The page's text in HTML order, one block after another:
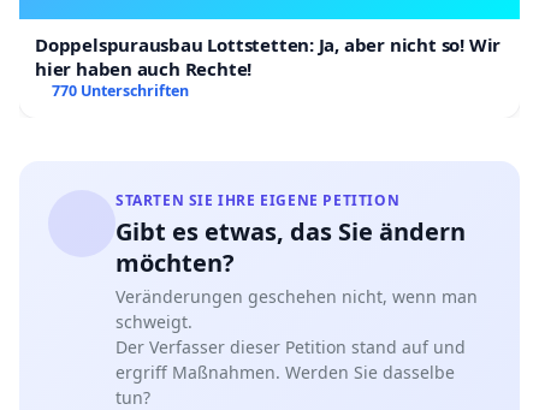
Doppelspurausbau Lottstetten: Ja, aber nicht so! Wir
hier haben auch Rechte!
770 Unterschriften
STARTEN SIE IHRE EIGENE PETITION
Gibt es etwas, das Sie ändern
möchten?
Veränderungen geschehen nicht, wenn man
schweigt.
Der Verfasser dieser Petition stand auf und
ergriff Maßnahmen. Werden Sie dasselbe
tun?